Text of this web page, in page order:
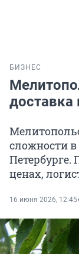
БИЗНЕС
доставка
сложности
Петербурге.
ценах,
16 июня 2026, 12:45